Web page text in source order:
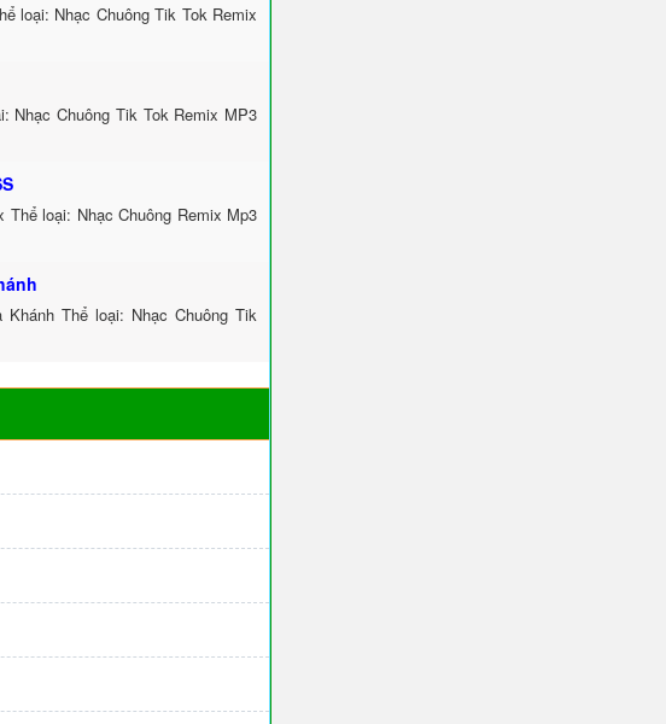
loại: Nhạc Chuông Tik Tok Remix
Nhạc Chuông Tik Tok Remix MP3
loại: Nhạc Chuông Remix Mp3
Thể loại: Nhạc Chuông Tik